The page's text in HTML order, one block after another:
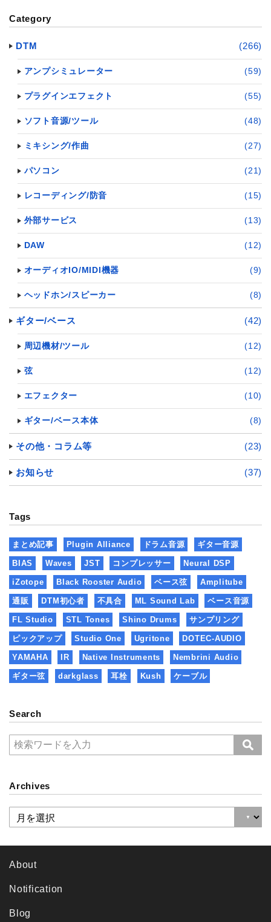
Category
DTM (266)
アンプシミュレーター (59)
プラグインエフェクト (55)
ソフト音源/ツール (48)
ミキシング/作曲 (27)
パソコン (21)
レコーディング/防音 (15)
外部サービス (13)
DAW (12)
オーディオIO/MIDI機器 (9)
ヘッドホン/スピーカー (8)
ギター/ベース (42)
周辺機材/ツール (12)
弦 (12)
エフェクター (10)
ギター/ベース本体 (8)
その他・コラム等 (23)
お知らせ (37)
Tags
まとめ記事 Plugin Alliance ドラム音源 ギター音源
BIAS Waves JST コンプレッサー Neural DSP
iZotope Black Rooster Audio ベース弦 Amplitube
通販 DTM初心者 不具合 ML Sound Lab ベース音源
FL Studio STL Tones Shino Drums サンプリング
ピックアップ Studio One Ugritone DOTEC-AUDIO
YAMAHA IR Native Instruments Nembrini Audio
ギター弦 darkglass 耳栓 Kush ケーブル
Search
Archives
About
Notification
Blog